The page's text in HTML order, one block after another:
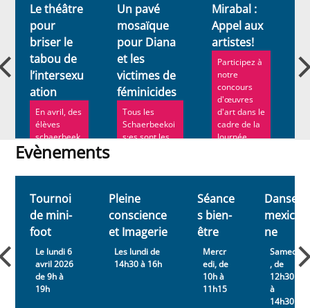
Le théâtre
pour
briser le
tabou de
l’intersexu
ation
En avril, des
élèves
schaerbeek
ois de 5e et
6e
secondaires
assisté...
Un pavé
mosaïque
pour Diana
et les
victimes de
féminicides
Tous les
Schaerbeekoi
s·es sont les
hommage à ...
Mirabal :
Appel aux
artistes!
Participez à
notre
concours
d'œuvres
d'art dans le
cadre de la
Journée...
Evènements
Evènements
Tournoi
de mini-
foot
Le lundi 6
avril 2026
de 9h à
19h
Pleine
conscience
et Imagerie
Les lundi de
14h30 à 16h
Séance
s bien-
être
Mercr
edi, de
10h à
11h15
Danse
mexicai
ne
Samedi
, de
12h30
à
14h30